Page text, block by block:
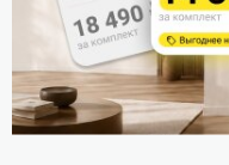
ИКС 1340
© 2010—2026 Склад